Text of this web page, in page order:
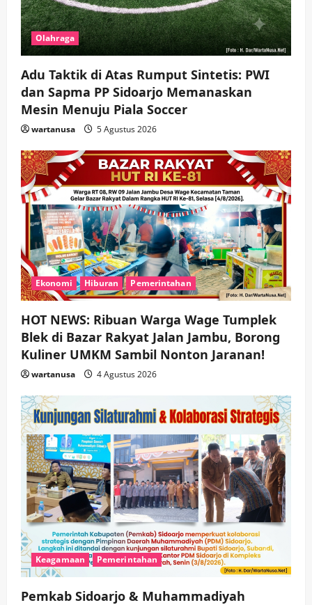
Olahraga
Adu Taktik di Atas Rumput Sintetis: PWI
dan Sapma PP Sidoarjo Memanaskan
Mesin Menuju Piala Soccer
wartanusa 5 Agustus 2026
Ekonomi Hiburan Pemerintahan
HOT NEWS: Ribuan Warga Wage Tumplek
Blek di Bazar Rakyat Jalan Jambu, Borong
Kuliner UMKM Sambil Nonton Jaranan!
wartanusa 4 Agustus 2026
Keagamaan Pemerintahan
Pemkab Sidoarjo & Muhammadiyah